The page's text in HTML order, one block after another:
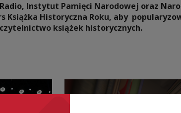
Instytut Pamięci Narodowej oraz
Książka Historyczna Roku, aby
książek historycznych.